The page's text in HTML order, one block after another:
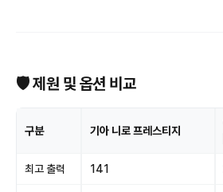
🛡 제원 및 옵션 비교
구분 기아 니로 프레스티지
최고 출력 141